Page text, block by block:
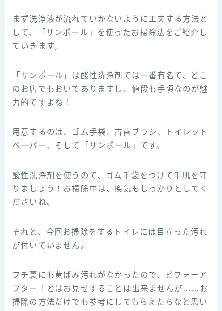
まず洗浄液が流れていかないように工夫する方法と
して、「サンポール」を使ったお掃除法をご紹介し
ていきます。
「サンポール」は酸性洗浄剤では一番有名で、どこ
のお店でもおいてありますし、値段も手頃なのが魅
力的ですよね！
用意するのは、ゴム手袋、古歯ブラシ、トイレット
ペーパー、そして「サンポール」です。
酸性洗浄剤を使うので、ゴム手袋をつけて手肌を守
りましょう！お掃除中は、換気もしっかりとしてく
ださいね。
それと、今回お掃除をするトイレには目立った汚れ
が付いていません。
フチ裏にも黄ばみ汚れがなかったので、ビフォーア
フター！とはお見せすることは出来ませんが……お
掃除の方法だけでも参考にしてもらえたらなと思い